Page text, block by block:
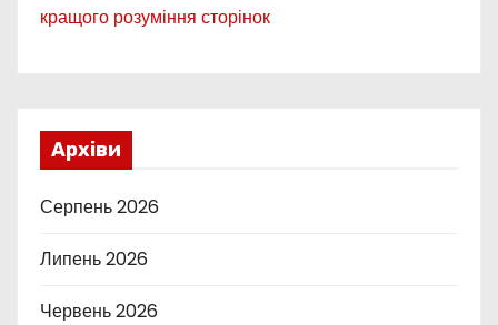
кращого розуміння сторінок
Архіви
Серпень 2026
Липень 2026
Червень 2026